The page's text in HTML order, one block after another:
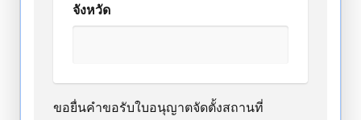
จังหวัด
ขอยื่นคำขอรับใบอนุญาตจัดตั้งสถานที่